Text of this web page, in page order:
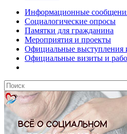
Информационные
Социалогические опросы
Памятки для гражданина
Мероприятия и проекты
Официальные выступления
Официальные визиты и